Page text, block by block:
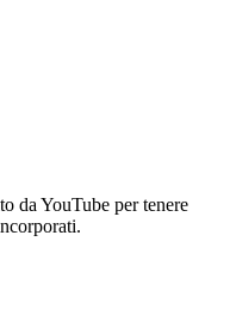
da YouTube per tenere